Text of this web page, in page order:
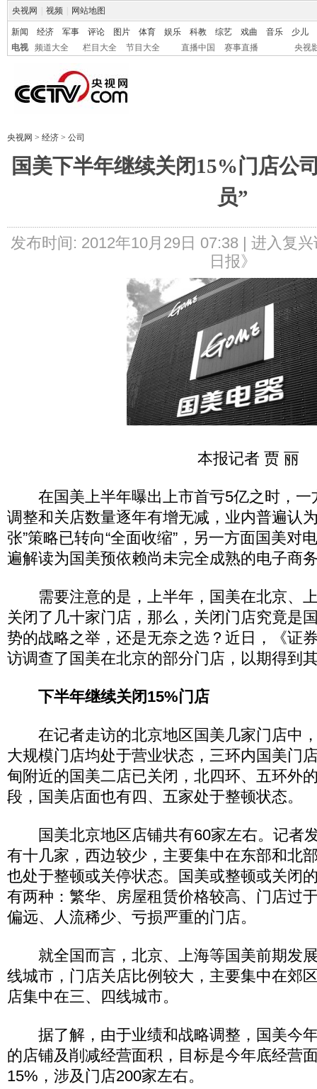
央视网 视频 网站地图
新闻 经济 军事 评论 图片 体育 娱乐 科教 综艺 戏曲 音乐
少儿
电视
频道大全 栏目大全 节目大全 直播中国 赛事直播 央视
央视网 > 经济 > 公司
国美下半年继续关闭15%门店公
员”
发布时间: 2012年10月29日 07:38 | 进入复兴
日报》
本报记者 贾 丽
在国美上半年曝出上市首亏5亿之时，一
调整和关店数量逐年有增无减，业内普遍认
张”策略已转向“全面收缩”，另一方面国美对
遍解读为国美预依赖尚未完全成熟的电子商务
需要注意的是，上半年，国美在北京、
关闭了几十家门店，那么，关闭门店究竟是
势的战略之举，还是无奈之选？近日，《证
访调查了国美在北京的部分门店，以期得到
下半年继续关闭15%门店
在记者走访的北京地区国美几家门店中
大规模门店均处于营业状态，三环内国美门
甸附近的国美二店已关闭，北四环、五环外
段，国美店面也有四、五家处于整顿状态。
国美北京地区店铺共有60家左右。记者
有十几家，西边较少，主要集中在东部和北
也处于整顿或关停状态。国美或整顿或关闭
有两种：繁华、房屋租赁价格较高、门店过
偏远、人流稀少、亏损严重的门店。
就全国而言，北京、上海等国美前期发
线城市，门店关店比例较大，主要集中在郊
店集中在三、四线城市。
据了解，由于业绩和战略调整，国美今
的店铺及削减经营面积，目标是今年底经营
15%，涉及门店200家左右。